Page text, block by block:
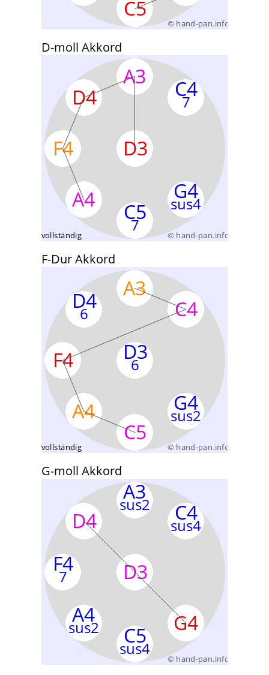
D-moll Akkord
F-Dur Akkord
G-moll Akkord